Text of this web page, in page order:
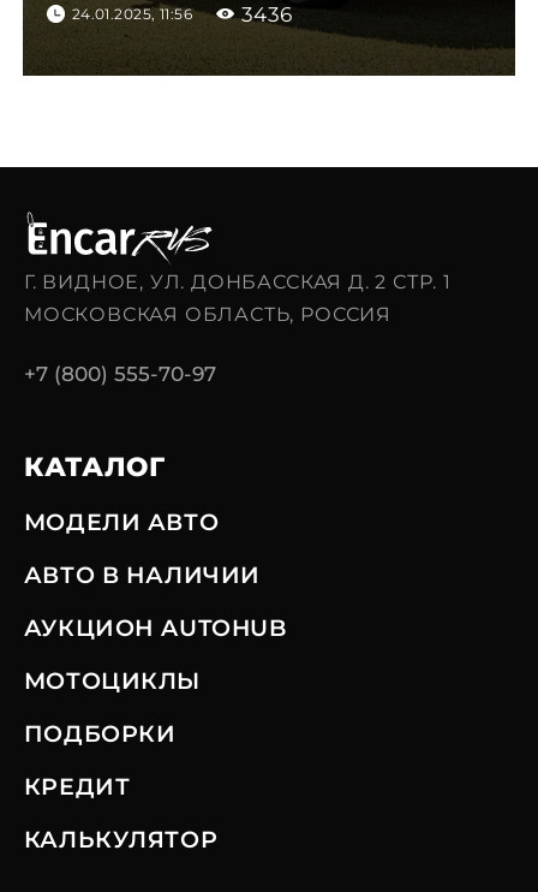
24.01.2025, 11:56 3436
Г. ВИДНОЕ, УЛ. ДОНБАССКАЯ Д. 2 СТР. 1
МОСКОВСКАЯ ОБЛАСТЬ, РОССИЯ
+7 (800) 555-70-97
КАТАЛОГ
МОДЕЛИ АВТО
АВТО В НАЛИЧИИ
АУКЦИОН AUTOHUB
МОТОЦИКЛЫ
ПОДБОРКИ
КРЕДИТ
КАЛЬКУЛЯТОР